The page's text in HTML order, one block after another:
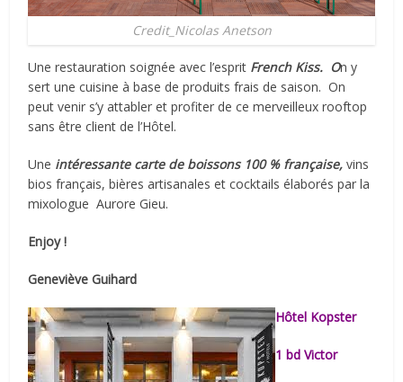
Credit_Nicolas Anetson
Une restauration soignée avec l’esprit French Kiss. On y
sert une cuisine à base de produits frais de saison. On
peut venir s’y attabler et profiter de ce merveilleux rooftop
sans être client de l’Hôtel.
Une intéressante carte de boissons 100 % française, vins
bios français, bières artisanales et cocktails élaborés par la
mixologue Aurore Gieu.
Enjoy !
Geneviève Guihard
Hôtel Kopster
1 bd Victor